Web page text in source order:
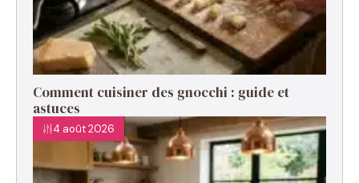
Comment cuisiner des gnocchi : guide et
astuces
4 août 2026